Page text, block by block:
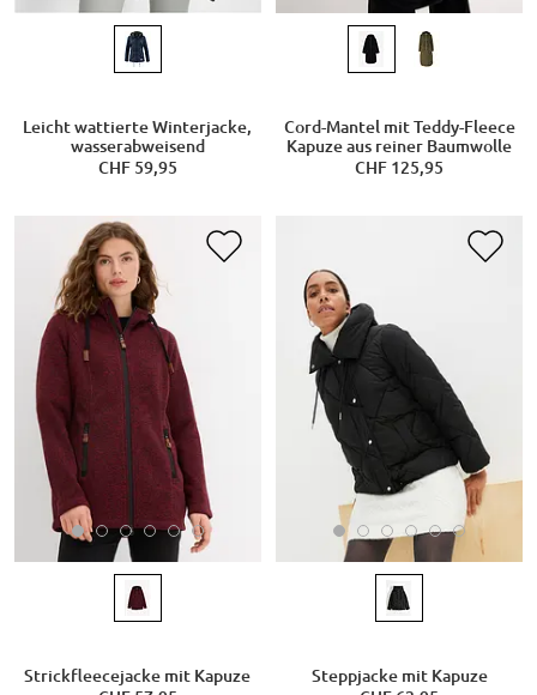
Leicht wattierte Winterjacke,
wasserabweisend
CHF 59,95
Cord-Mantel mit Teddy-Fleece
Kapuze aus reiner Baumwolle
CHF 125,95
Strickfleecejacke mit Kapuze
Steppjacke mit Kapuze